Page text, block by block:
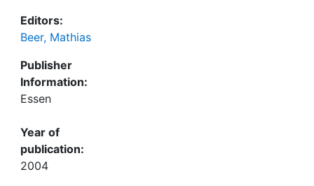
Editors:
Beer, Mathias
Publisher
Information:
Essen
Year of
publication:
2004